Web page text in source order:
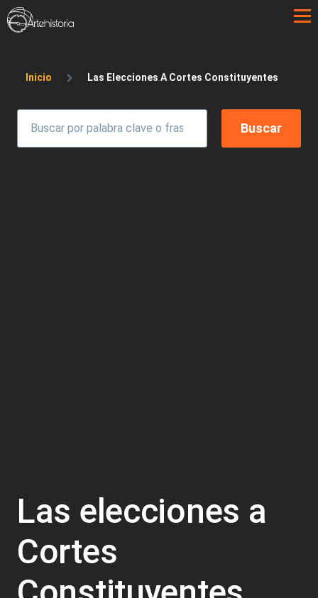
Pasar al contenido principal
Sobrescribir enlaces de ayuda a la
Inicio Las Elecciones A Cortes Constituyentes
Las elecciones a
Cortes